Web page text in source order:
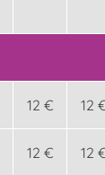
12 € 12
12 € 12